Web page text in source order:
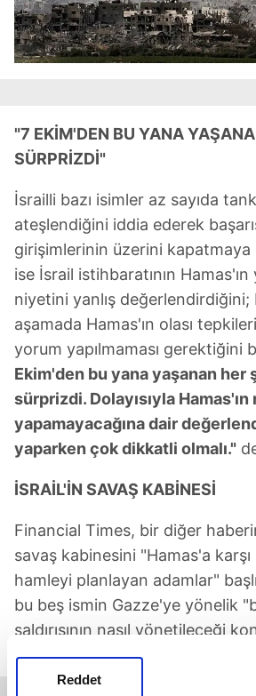
Reddet
"7 EKİM'DEN BU YANA
SÜRPRİZDİ"
İsrailli bazı isimler az sayıda
ateşlendiğini iddia ederek
girişimlerinin üzerini kapatmaya
ise İsrail istihbaratının
niyetini yanlış değerlendirdiğini;
aşamada Hamas'ın olası
yorum yapılmaması gerektiğini
Ekim'den bu yana yaşanan her
sürprizdi. Dolayısıyla Hamas'ın
yapamayacağına dair
yaparken çok dikkatli olmalı."
İSRAİL'İN SAVAŞ KABİNESİ
Financial Times, bir diğer
savaş kabinesini "Hamas'a
hamleyi planlayan adamlar"
bu beş ismin Gazze'ye yönelik
saldırısının nasıl yönetileceği
bir kararla karşı karşıya